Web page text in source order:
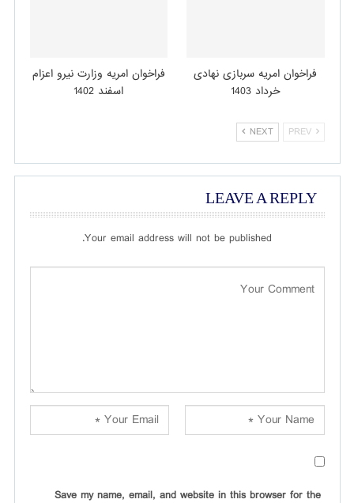
فراخوان امریه سربازی نهادی
خرداد 1403
فراخوان امریه وزارت نیرو اعزام
اسفند 1402
PREV
NEXT
LEAVE A REPLY
Your email address will not be published.
Save my name, email, and website in this browser for the